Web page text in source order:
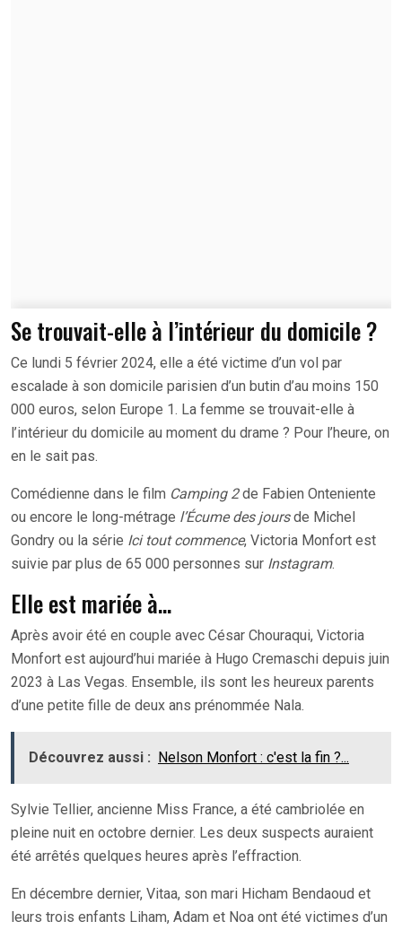
Se trouvait-elle à l’intérieur du domicile ?
Ce lundi 5 février 2024, elle a été victime d’un vol par
escalade à son domicile parisien d’un butin d’au moins 150
000 euros, selon Europe 1. La femme se trouvait-elle à
l’intérieur du domicile au moment du drame ? Pour l’heure, on
en le sait pas.
Comédienne dans le film Camping 2de Fabien Onteniente
ou encore le long-métrage l’Écume des joursde Michel
Gondry ou la série Ici tout commence, Victoria Monfort est
suivie par plus de 65 000 personnes sur Instagram.
Elle est mariée à…
Après avoir été en couple avec César Chouraqui, Victoria
Monfort est aujourd’hui mariée à Hugo Cremaschi depuis juin
2023 à Las Vegas. Ensemble, ils sont les heureux parents
d’une petite fille de deux ans prénommée Nala.
Découvrez aussi : Nelson Monfort : c'est la fin ?...
Sylvie Tellier, ancienne Miss France, a été cambriolée en
pleine nuit en octobre dernier. Les deux suspects auraient
été arrêtés quelques heures après l’effraction.
En décembre dernier, Vitaa, son mari Hicham Bendaoud et
leurs trois enfants Liham, Adam et Noa ont été victimes d’un